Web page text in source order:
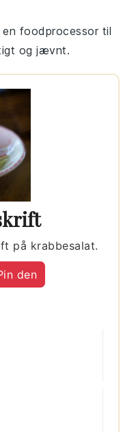
en foodprocessor til
og jævnt.
på krabbesalat.
den